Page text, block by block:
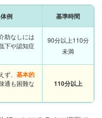
例 基準時間
介助なしには
下や認知症
90分以上110分
未満
、 基本的
通も困難な
110分以上